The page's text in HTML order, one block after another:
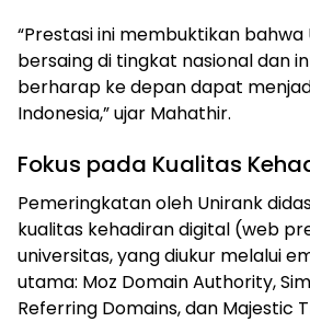
“Prestasi ini membuktikan bahwa
bersaing di tingkat nasional dan
berharap ke depan dapat
Indonesia,” ujar Mahathir.
Fokus pada Kualitas
Pemeringkatan oleh Unirank
kualitas kehadiran digital (web
universitas, yang diukur melalui
utama: Moz Domain Authority,
Referring Domains, dan Majestic